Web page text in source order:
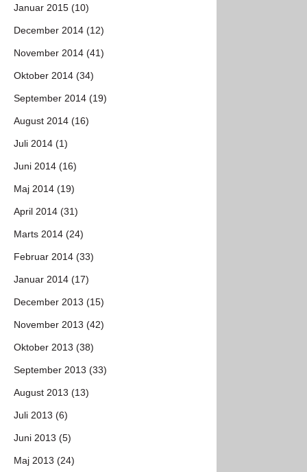
Januar 2015 (10)
December 2014 (12)
November 2014 (41)
Oktober 2014 (34)
September 2014 (19)
August 2014 (16)
Juli 2014 (1)
Juni 2014 (16)
Maj 2014 (19)
April 2014 (31)
Marts 2014 (24)
Februar 2014 (33)
Januar 2014 (17)
December 2013 (15)
November 2013 (42)
Oktober 2013 (38)
September 2013 (33)
August 2013 (13)
Juli 2013 (6)
Juni 2013 (5)
Maj 2013 (24)